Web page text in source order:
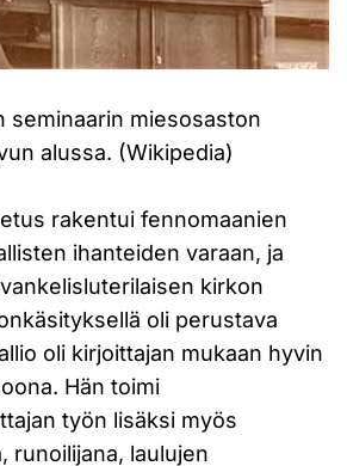
seminaarin miesosaston
alussa. (Wikipedia)
rakentui fennomaanien
ihanteiden varaan, ja
kirkon
oli perustava
oli kirjoittajan mukaan hyvin
Hän toimi
työn lisäksi myös
runoilijana, laulujen